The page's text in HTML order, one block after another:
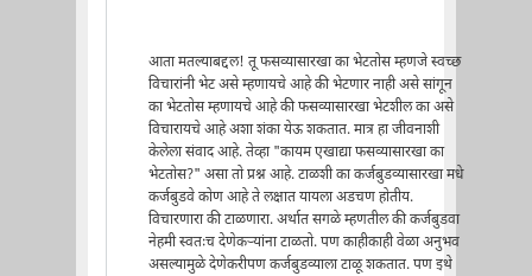
आता मतल्याबद्दल! तू फसव्यासारखा का भेटतोस म्हणजे स्वच्छ
विचारांनी भेट असे म्हणायचे आहे की भेटणार नाही असे सांगून
का भेटतोस म्हणायचे आहे की फसव्यासारखा भेटशील का असे
विचारायचे आहे अशा शंका येऊ शकतात. मात्र हा जीवनाशी
केलेला संवाद आहे. तेव्हा "कायम एखाद्या फसव्यासारखा का
भेटतोस?" असा तो प्रश्न आहे. टाळशी का कर्जबुडव्यासारखा मधे
कर्जबुडवे कोण आहे ते लक्षात यायला अडचण होतीय.
विचारणारा की टाळणारा. अर्थात सगळे म्हणतील की कर्जबुडवा
नेहमी स्वतःच देणेकर्‍यांना टाळतो. पण काहीकाही वेळा अनुभव
असल्यामुळे देणेकरीपण कर्जबुडव्याला टाळू शकतात. पण इथे